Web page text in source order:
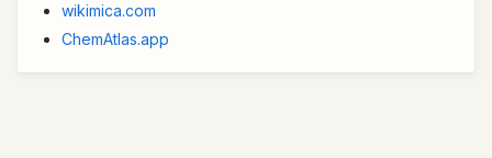
wikimica.com
ChemAtlas.app